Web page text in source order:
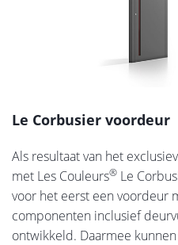
Le Corbusier voordeur
Als resultaat van het
met Les Couleurs® Le
voor het eerst een voordeur
componenten inclusief
ontwikkeld. Daarmee